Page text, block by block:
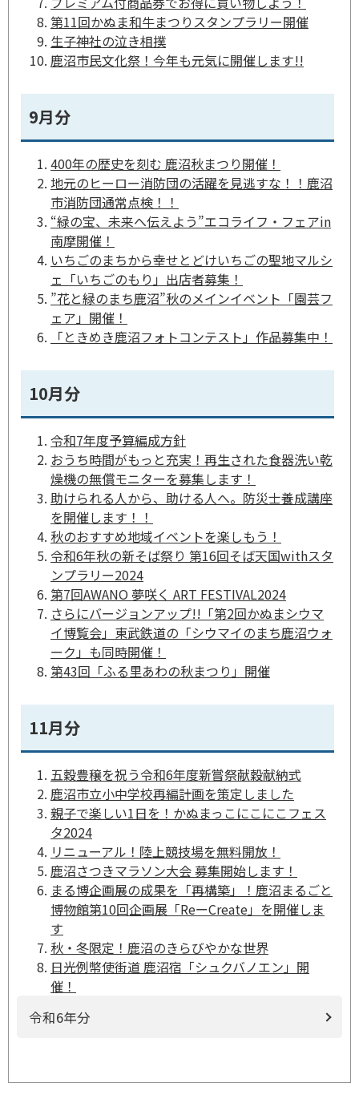
第11回かぬま和牛まつりスタンプラリー開催
生子神社の泣き相撲
鹿沼市民文化祭！今年も元気に開催します!!
9月分
400年の歴史を刻む 鹿沼秋まつり開催！
地元のヒーロー消防団の活躍を見逃すな！！鹿沼
市消防団通常点検！！
“緑の宝、未来へ伝えよう”エコライフ・フェアin
南摩開催！
いちごのまちから幸せとどけいちごの聖地マルシ
ェ「いちごのもり」出店者募集！
”花と緑のまち鹿沼”秋のメインイベント「園芸フ
ェア」開催！
「ときめき鹿沼フォトコンテスト」作品募集中！
10月分
令和7年度予算編成方針
おうち時間がもっと充実！再生された食器洗い乾
燥機の無償モニターを募集します！
助けられる人から、助ける人へ。防災士養成講座
を開催します！！
秋のおすすめ地域イベントを楽しもう！
令和6年秋の新そば祭り 第16回そば天国withスタ
ンプラリー2024
第7回AWANO 夢咲く ART FESTIVAL2024
さらにバージョンアップ!!「第2回かぬまシウマ
イ博覧会」東武鉄道の「シウマイのまち鹿沼ウォ
ーク」も同時開催！
第43回「ふる里あわの秋まつり」開催
11月分
五穀豊穣を祝う令和6年度新嘗祭献穀献納式
鹿沼市立小中学校再編計画を策定しました
親子で楽しい1日を！かぬまっこにこにこフェス
タ2024
リニューアル！陸上競技場を無料開放！
鹿沼さつきマラソン大会 募集開始します！
まる博企画展の成果を「再構築」！鹿沼まるごと
博物館第10回企画展「ReーCreate」を開催しま
す
秋・冬限定！鹿沼のきらびやかな世界
日光例幣使街道 鹿沼宿「シュクバノエン」開
催！
令和6年分